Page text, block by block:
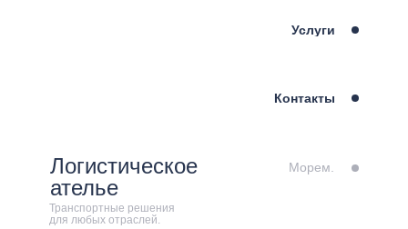
Транспортные решения
для любых отраслей.
Логистическое
ателье
Услуги
Контакты
Морем.